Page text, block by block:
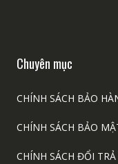
Chuyên mục
CHÍNH SÁCH BẢO
CHÍNH SÁCH BẢO
CHÍNH SÁCH ĐỔI